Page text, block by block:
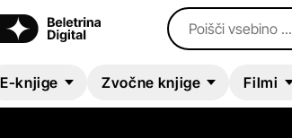
Poišči vsebino ...
E-knjige Zvočne knjige Filmi